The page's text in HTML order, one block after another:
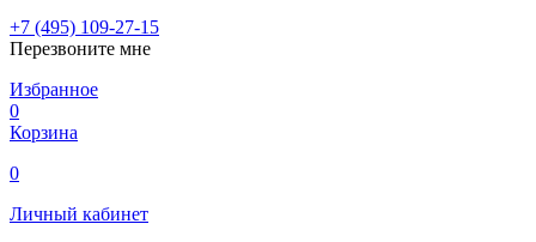
+7 (495) 109-27-15
Перезвоните мне
Избранное
0
Корзина
0
Личный кабинет